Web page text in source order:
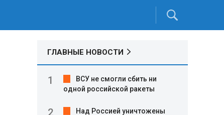
ГЛАВНЫЕ НОВОСТИ
ВСУ не смогли сбить ни
одной российской ракеты
Над Россией уничтожены